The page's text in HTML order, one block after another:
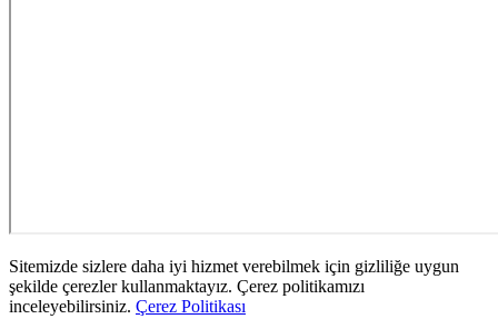
Sitemizde sizlere daha iyi hizmet verebilmek için gizliliğe uygun
şekilde çerezler kullanmaktayız. Çerez politikamızı
inceleyebilirsiniz. Çerez Politikası